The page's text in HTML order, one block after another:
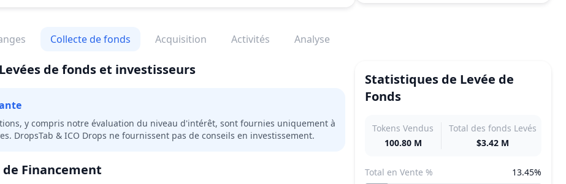
Collecte de fonds Acquisition Activités Analyse
Levées de fonds et investisseurs
y compris notre évaluation du niveau d'intérêt, sont fournies uniquement à
DropsTab & ICO Drops ne fournissent pas de conseils en investissement.
de Financement
Statistiques de Levée de
Fonds
Tokens Vendus
100.80 M
Total des fonds Levés
$3.42 M
Total en Vente % 13.45%